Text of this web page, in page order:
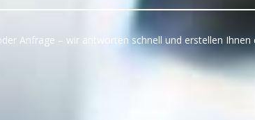
Anfrage – wir antworten schnell und erstellen Ihnen